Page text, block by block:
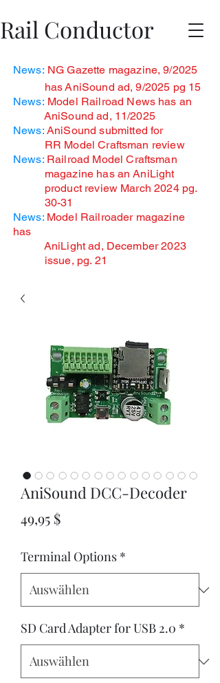
Rail Conductor
News: NG Gazette magazine, 9/2025
hasAniSound ad, 9/2025 pg 15
News: Model Railroad News has an
AniSound ad, 11/2025
News: AniSound submitted for
RR Model Craftsman review
News:Railroad Model Craftsman
magazine has an AniLight
product review March 2024 pg.
30-31
News:Model Railroader magazine
has
AniLight ad, December2023
issue, pg. 21
AniSound DCC-Decoder
49,95 $Preis
Terminal Options *
SD Card Adapter for USB 2.0 *